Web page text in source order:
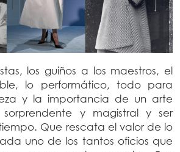
los guiños a los maestros, el
lo performático, todo para
y la importancia de un arte
y magistral y ser
Que rescata el valor de lo
uno de los tantos oficios que